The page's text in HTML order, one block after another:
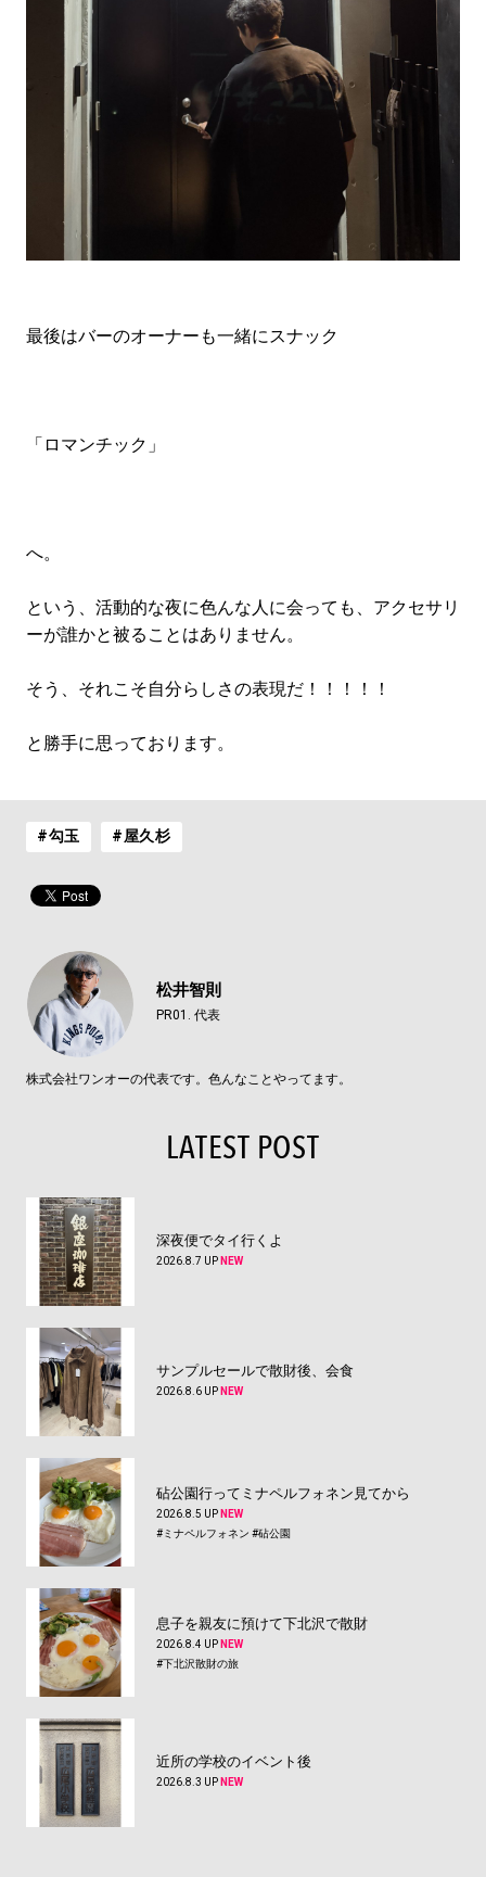
最後はバーのオーナーも一緒にスナック
「ロマンチック」
へ。
という、活動的な夜に色んな人に会っても、アクセサリ
ーが誰かと被ることはありません。
そう、それこそ自分らしさの表現だ！！！！！
と勝手に思っております。
#勾玉 #屋久杉
松井智則
PR01. 代表
株式会社ワンオーの代表です。色んなことやってます。
LATEST POST
深夜便でタイ行くよ
2026.8.7 UP NEW
サンプルセールで散財後、会食
2026.8.6 UP NEW
砧公園行ってミナペルフォネン見てから
2026.8.5 UP NEW
#ミナペルフォネン #砧公園
息子を親友に預けて下北沢で散財
2026.8.4 UP NEW
#下北沢散財の旅
近所の学校のイベント後
2026.8.3 UP NEW